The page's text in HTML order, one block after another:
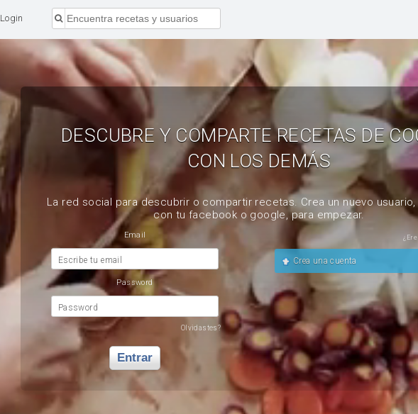
Login
DESCUBRE Y COMPARTE RECETAS DE
CON LOS DEMÁS
La red social para descubrir o compartir recetas. Crea un nuevo
con tu facebook o google, para empezar.
Email
Escribe tu email
Password
Password
Olvidastes?
Entrar
Crea una cuenta